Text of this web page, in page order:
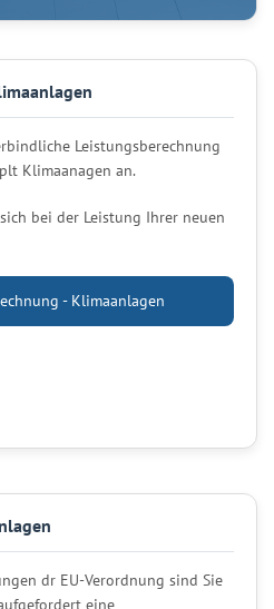
Leistungsberechnung
Klimaanagen an.
bei der Leistung Ihrer neuen
- Klimaanlagen
dr EU-Verordnung sind Sie
eine